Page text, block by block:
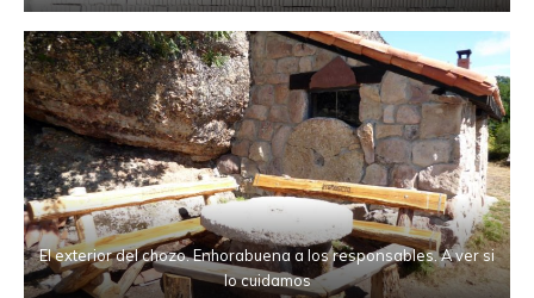
El exterior del chozo. Enhorabuena a los responsables. A ver si
lo cuidamos